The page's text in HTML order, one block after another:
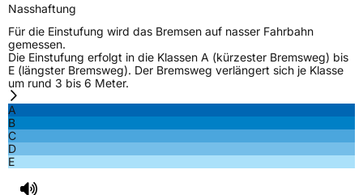
Nasshaftung
Für die Einstufung wird das Bremsen auf nasser Fahrbahn
gemessen.
Die Einstufung erfolgt in die Klassen A (kürzester Bremsweg) bis
E (längster Bremsweg). Der Bremsweg verlängert sich je Klasse
um rund 3 bis 6 Meter.
A
B
C
D
E